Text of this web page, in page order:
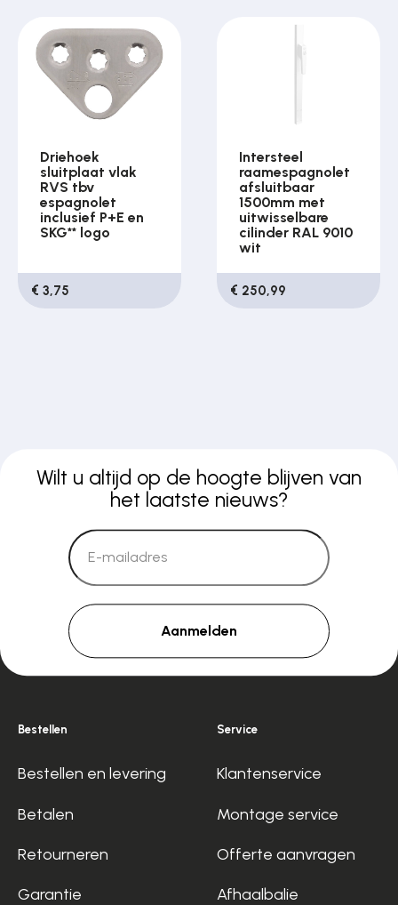
Contact
Driehoek
sluitplaat vlak
RVS tbv
espagnolet
inclusief P+E en
SKG** logo
€ 3,75
Intersteel
raamespagnolet
afsluitbaar
1500mm met
uitwisselbare
cilinder RAL 9010
wit
€ 250,99
Wilt u altijd op de hoogte blijven van
het laatste nieuws?
Aanmelden
Bestellen
Bestellen en levering
Betalen
Retourneren
Garantie
Service
Klantenservice
Montage service
Offerte aanvragen
Afhaalbalie